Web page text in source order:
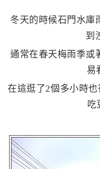
冬天的時候石門水庫
到
通常在春天梅雨季或
易
在這逛了2個多小時
吃